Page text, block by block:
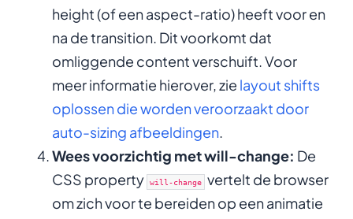
height (of een aspect-ratio) heeft voor en
na de transition. Dit voorkomt dat
omliggende content verschuift. Voor
meer informatie hierover, zie layout shifts
oplossen die worden veroorzaakt door
auto-sizing afbeeldingen.
Wees voorzichtig met will-change: De
CSS property will-change vertelt de browser
om zich voor te bereiden op een animatie